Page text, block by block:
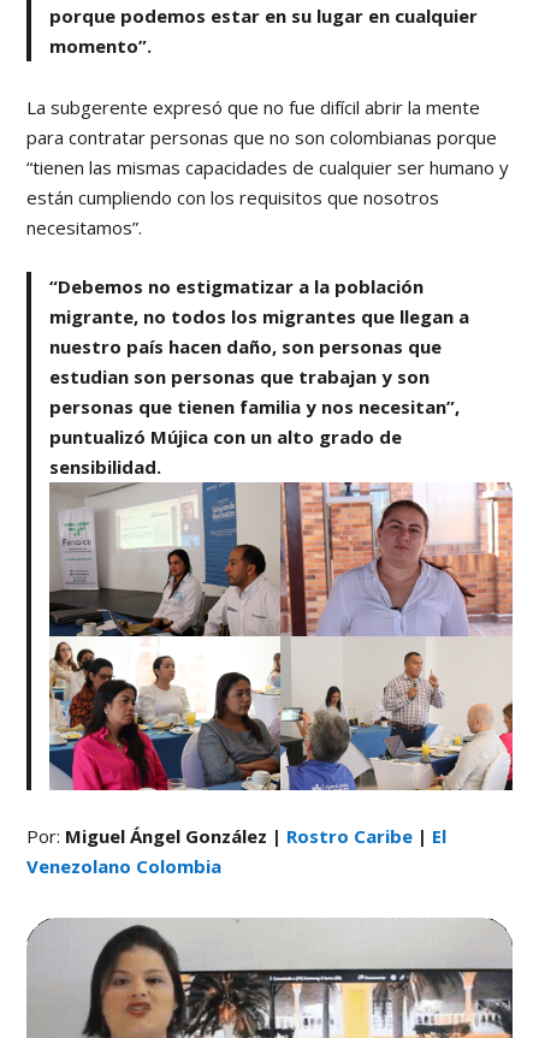
porque podemos estar en su lugar en cualquier
momento”.
La subgerente expresó que no fue difícil abrir la mente
para contratar personas que no son colombianas porque
“tienen las mismas capacidades de cualquier ser humano y
están cumpliendo con los requisitos que nosotros
necesitamos”.
“Debemos no estigmatizar a la población
migrante, no todos los migrantes que llegan a
nuestro país hacen daño, son personas que
estudian son personas que trabajan y son
personas que tienen familia y nos necesitan”,
puntualizó Mújica con un alto grado de
sensibilidad.
Por: Miguel Ángel González | Rostro Caribe | El
Venezolano Colombia